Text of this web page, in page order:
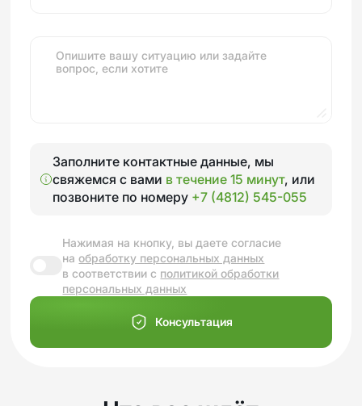
Опишите вашу ситуацию или задайте
вопрос, если хотите
Заполните контактные данные, мы
свяжемся с вами в течение 15 минут, или
позвоните по номеру +7 (4812) 545-055
Нажимая на кнопку, вы даете согласие
наобработку персональных данных
в соответствии с политикой обработки
персональных данных
Консультация